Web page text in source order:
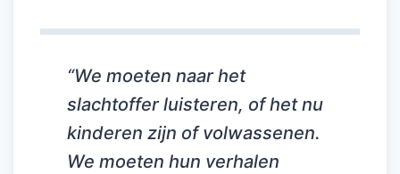
“We moeten naar het
slachtoffer luisteren, of het nu
kinderen zijn of volwassenen.
We moeten hun verhalen